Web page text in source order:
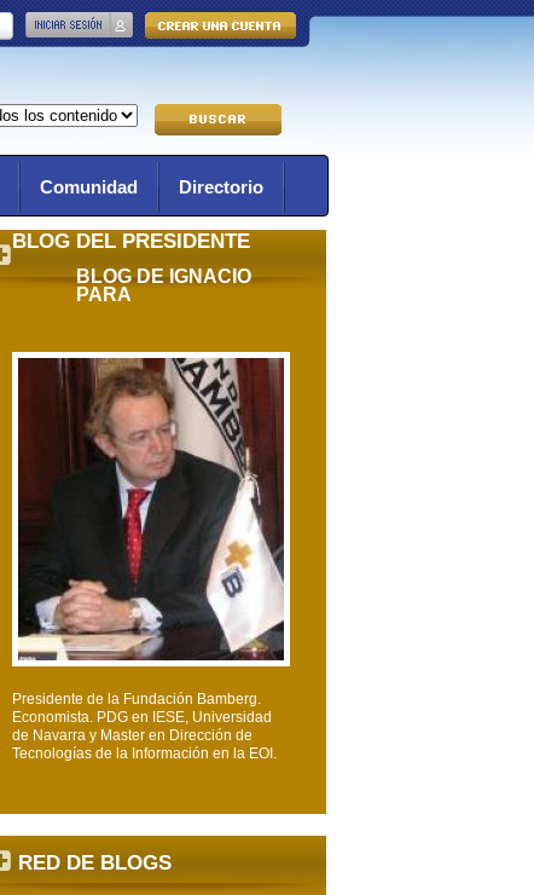
Comunidad Directorio
BLOG DEL PRESIDENTE
BLOG DE IGNACIO
PARA
Presidente de la Fundación Bamberg.
Economista. PDG en IESE, Universidad
de Navarra y Master en Dirección de
Tecnologías de la Información en la EOI.
RED DE BLOGS